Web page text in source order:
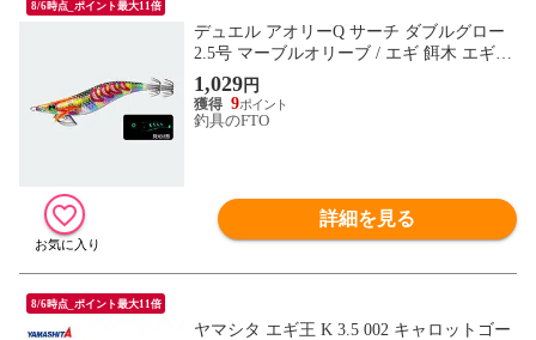
8/6時点_ポイント最大11倍
デュエル アオリーQ サーチ ダブルグロー
2.5号 マーブルオリーブ / エギ 餌木 エギン
グ YO-ZURI
1,029円
9
釣具のFTO
詳細を見る
8/6時点_ポイント最大11倍
ヤマシタ エギ王 K 3.5 002 キャロットゴー